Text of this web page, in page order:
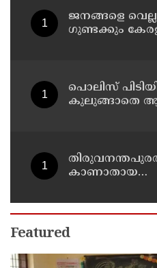
ജനങ്ങളെ
ഗുണ്ടക്കും
പൊലിസ്
കുലുങ്ങാതെ
കാണാതായ
തിരച്ചില്‍
Featured